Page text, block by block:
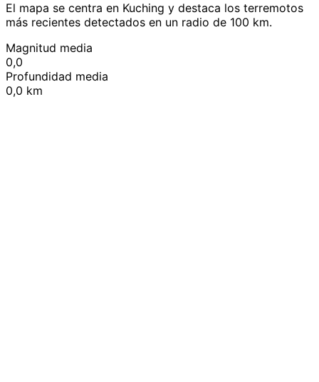
El mapa se centra en Kuching y destaca los terremotos
más recientes detectados en un radio de 100 km.
Magnitud media
0,0
Profundidad media
0,0 km